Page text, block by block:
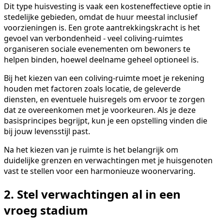
Dit type huisvesting is vaak een kosteneffectieve optie in
stedelijke gebieden, omdat de huur meestal inclusief
voorzieningen is. Een grote aantrekkingskracht is het
gevoel van verbondenheid - veel coliving-ruimtes
organiseren sociale evenementen om bewoners te
helpen binden, hoewel deelname geheel optioneel is.
Bij het kiezen van een coliving-ruimte moet je rekening
houden met factoren zoals locatie, de geleverde
diensten, en eventuele huisregels om ervoor te zorgen
dat ze overeenkomen met je voorkeuren. Als je deze
basisprincipes begrijpt, kun je een opstelling vinden die
bij jouw levensstijl past.
Na het kiezen van je ruimte is het belangrijk om
duidelijke grenzen en verwachtingen met je huisgenoten
vast te stellen voor een harmonieuze woonervaring.
2. Stel verwachtingen al in een
vroeg stadium